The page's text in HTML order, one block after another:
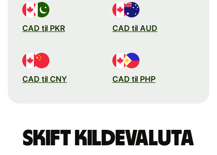
CAD til PKR CAD til AUD
CAD til CNY CAD til PHP
Skift kildevaluta